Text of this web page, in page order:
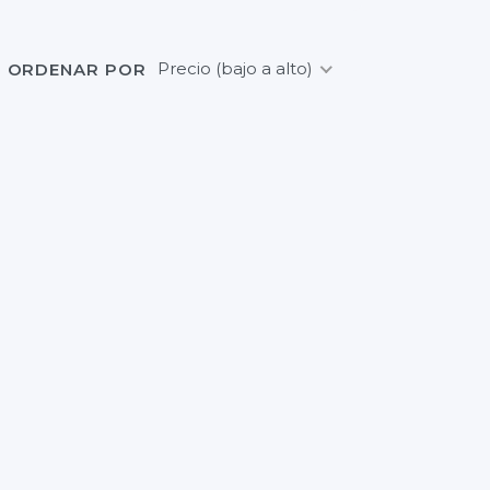
ORDENAR POR Precio (bajo a alto)